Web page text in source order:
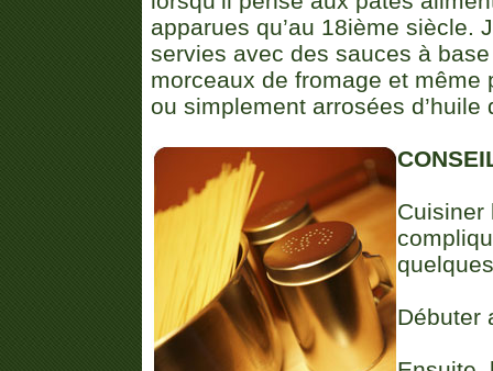
apparues qu’au 18ième siècle.
servies avec des sauces à
morceaux de fromage et
ou simplement arrosées d’huile
Cuisiner
Débuter